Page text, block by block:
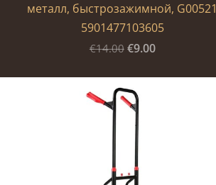
металл, быстрозажимной, G00521
5901477103605
€14.00 €9.00